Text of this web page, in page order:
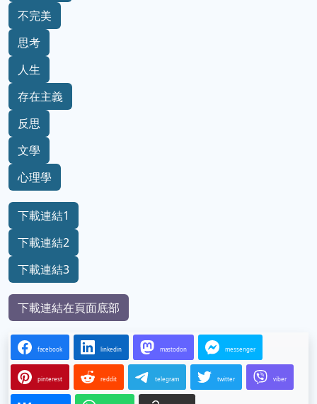
不完美
思考
人生
存在主義
反思
文學
心理學
下載連結1
下載連結2
下載連結3
下載連結在頁面底部
facebook linkedin mastodon messenger
pinterest reddit telegram twitter viber